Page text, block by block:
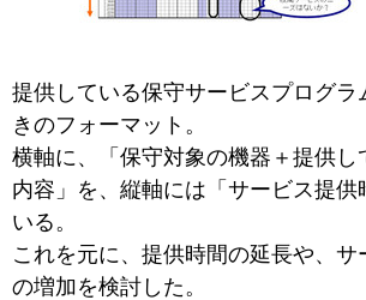
提供している保守サービスプログラ
きのフォーマット。
横軸に、「保守対象の機器＋提供し
内容」を、縦軸には「サービス提供
いる。
これを元に、提供時間の延長や、サ
の増加を検討した。